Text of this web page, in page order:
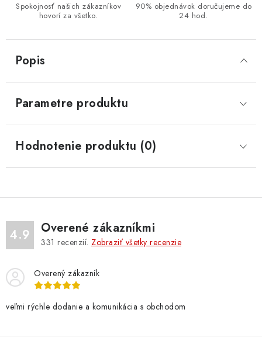
Spokojnosť našich zákazníkov
hovorí za všetko.
90% objednávok doručujeme do
24 hod.
Popis
Parametre produktu
Hodnotenie produktu (0)
4.9 Overené zákazníkmi
331 recenzií. Zobraziť všetky recenzie
Overený zákazník
veľmi rýchle dodanie a komunikácia s obchodom